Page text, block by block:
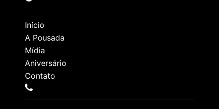
Início
A Pousada
Mídia
Aniversário
Contato